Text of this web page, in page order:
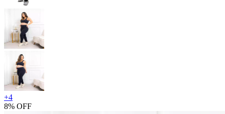
+4
8% OFF